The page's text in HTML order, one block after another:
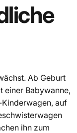
Ab Geburt
einer Babywanne,
auf
ihn zum